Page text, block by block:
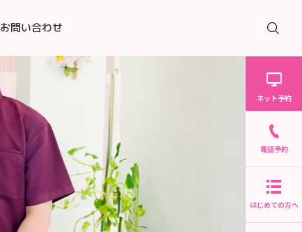
お問い合わせ

ネット予約
電話予約
はじめての方へ